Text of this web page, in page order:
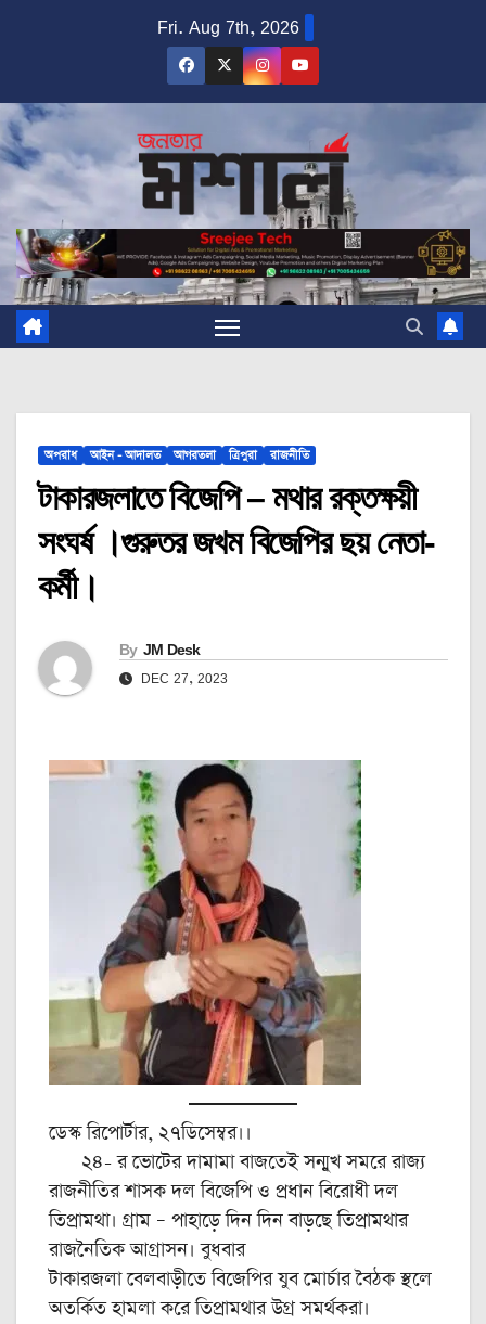
Fri. Aug 7th, 2026
অপরাধ আইন - আদালত আগরতলা ত্রিপুরা রাজনীতি
টাকারজলাতে বিজেপি – মথার রক্তক্ষয়ী
সংঘর্ষ ।গুরুতর জখম বিজেপির ছয় নেতা-
কর্মী।
By JM Desk
DEC 27, 2023
ডেস্ক রিপোর্টার, ২৭ডিসেম্বর।।
২৪- র ভোটের দামামা বাজতেই সন্মুখ সমরে রাজ্য
রাজনীতির শাসক দল বিজেপি ও প্রধান বিরোধী দল
তিপ্রামথা। গ্রাম – পাহাড়ে দিন দিন বাড়ছে তিপ্রামথার
রাজনৈতিক আগ্রাসন। বুধবার
টাকারজলা বেলবাড়ীতে বিজেপির যুব মোর্চার বৈঠক স্থলে
অতর্কিত হামলা করে তিপ্রামথার উগ্র সমর্থকরা।